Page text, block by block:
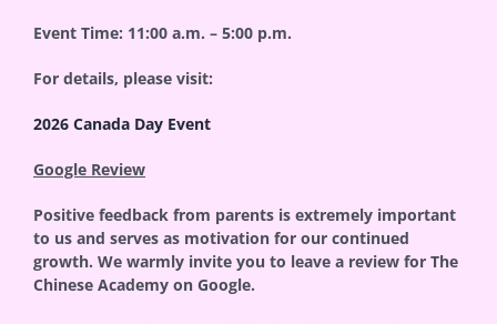
Event Time: 11:00 a.m. – 5:00 p.m.
For details, please visit:
2026 Canada Day Event
Google Review
Positive feedback from parents is extremely important
to us and serves as motivation for our continued
growth. We warmly invite you to leave a review for The
Chinese Academy on Google.